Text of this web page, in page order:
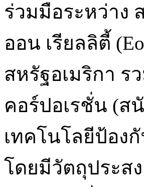
ร่วมมือระหว่าง
ออน เรียลลิตี้
สหรัฐอเมริกา
คอร์ปอเรชั่น (ส
เทคโนโลยีป้อง
โดยมีวัตถุประส